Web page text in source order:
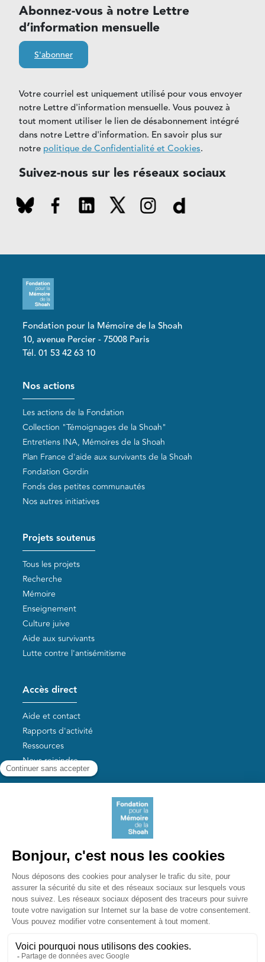
Abonnez-vous à notre Lettre
d’information mensuelle
S'abonner
Votre courriel est uniquement utilisé pour vous envoyer
notre Lettre d'information mensuelle. Vous pouvez à
tout moment utiliser le lien de désabonnement intégré
dans notre Lettre d'information. En savoir plus sur
notre politique de Confidentialité et Cookies.
Suivez-nous sur les réseaux sociaux
Fondation pour la Mémoire de la Shoah
10, avenue Percier - 75008 Paris
Tél. 01 53 42 63 10
Pied de page
Nos actions
Les actions de la Fondation
Collection "Témoignages de la Shoah"
Entretiens INA, Mémoires de la Shoah
Plan France d'aide aux survivants de la Shoah
Fondation Gordin
Fonds des petites communautés
Nos autres initiatives
Projets soutenus
Tous les projets
Recherche
Mémoire
Enseignement
Culture juive
Aide aux survivants
Lutte contre l'antisémitisme
Accès direct
Aide et contact
Rapports d'activité
Ressources
Nous rejoindre
Aide aux survivants de la Shoah
Liens utiles
Mémorial de la Shoah
Le camp des Milles
Yad Vashem France
Akadem
mahJ